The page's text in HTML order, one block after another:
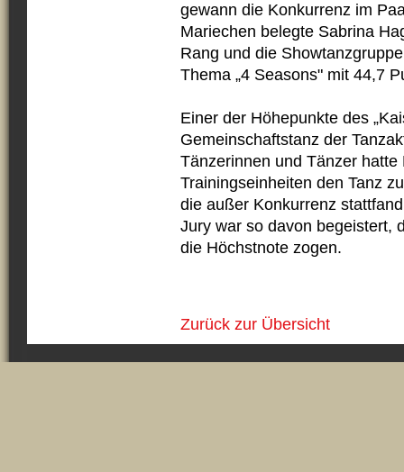
gewann die Konkurrenz im
Mariechen belegte Sabrina
Rang und die
Thema „4 Seasons" mit 44,7
Einer der Höhepunkte des
Gemeinschaftstanz der
Tänzerinnen und Tänzer
Trainingseinheiten den Tanz
die außer Konkurrenz
Jury war so davon begeistert,
die Höchstnote zogen.
Zurück zur Übersicht